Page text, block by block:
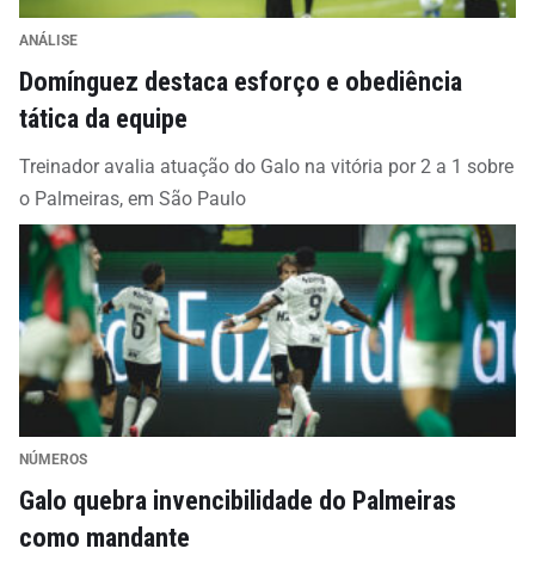
ANÁLISE
Domínguez destaca esforço e obediência
tática da equipe
Treinador avalia atuação do Galo na vitória por 2 a 1 sobre
o Palmeiras, em São Paulo
NÚMEROS
Galo quebra invencibilidade do Palmeiras
como mandante